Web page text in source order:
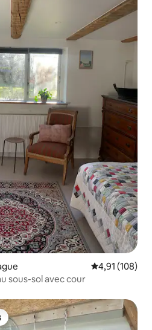
Évaluation
4,91 (108)
sous-sol avec cour